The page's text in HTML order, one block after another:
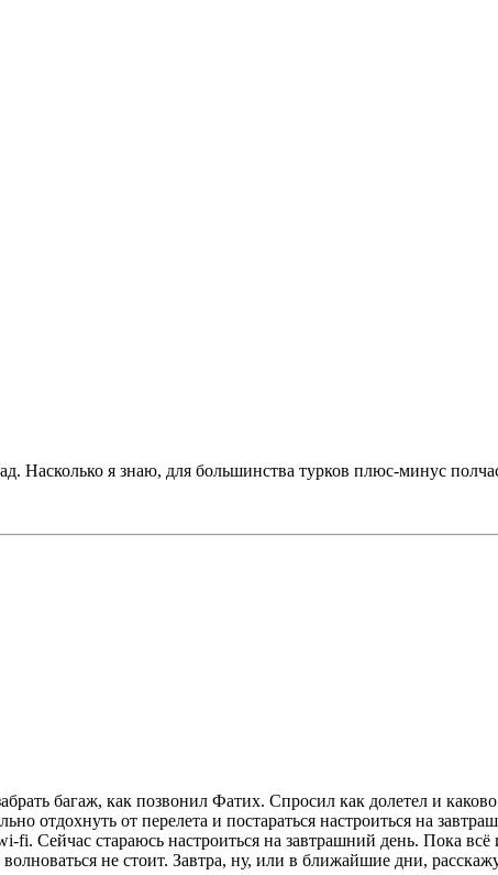
я знаю, для большинства турков плюс-минус
багаж, как позвонил Фатих. Спросил как долетел и
отдохнуть от перелета и постараться настроиться на
Сейчас стараюсь настроиться на завтрашний день. Пока
не стоит. Завтра, ну, или в ближайшие дни,